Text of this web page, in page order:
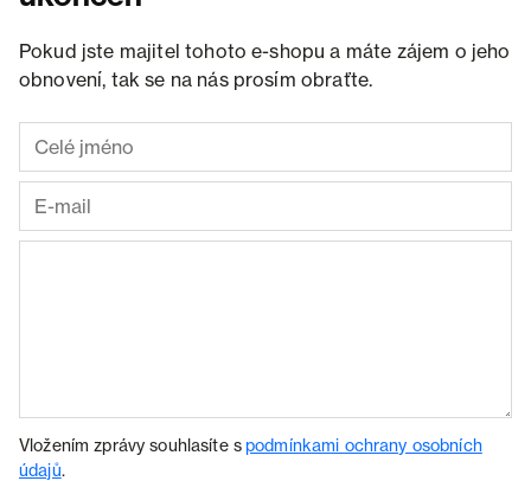
Pokud jste majitel tohoto e-shopu a máte zájem o jeho
obnovení, tak se na nás prosím obraťte.
Vložením zprávy souhlasíte spodmínkami ochrany osobních
údajů.